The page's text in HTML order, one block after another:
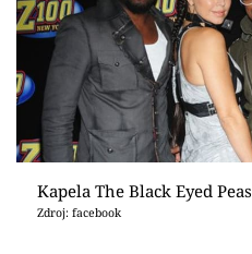
Virály
Sex a vztahy
Videa
Sledujte prima+
Kapela The Black Eyed Peas
Zdroj: facebook